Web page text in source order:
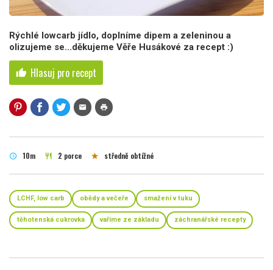
Rýchlé lowcarb jídlo, doplníme dipem a zeleninou a
olizujeme se...děkujeme Věře Husákové za recept :)
thumb_up Hlasuj pro recept
mail print
schedule 10m restaurant 2 porce star středně obtížné
LCHF, low carb obědy a večeře smažení v tuku
těhotenská cukrovka vaříme ze základu záchranářské recepty